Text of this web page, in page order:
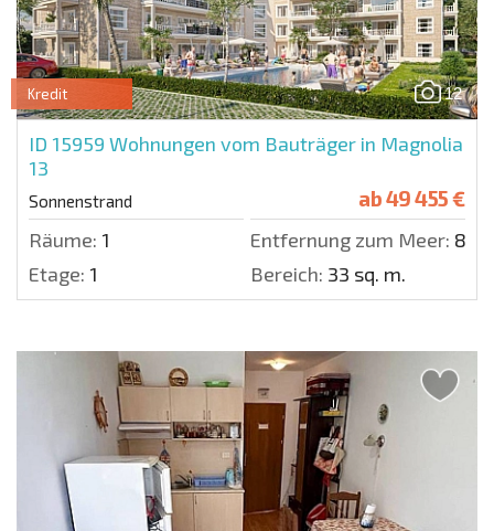
12
Kredit
ID 15959 Wohnungen vom Bauträger in Magnolia
13
Sonnenstrand ab49 455 €
Räume: 1 Entfernung zum Meer: 800
Etage: 1 Bereich: 33 sq. m.